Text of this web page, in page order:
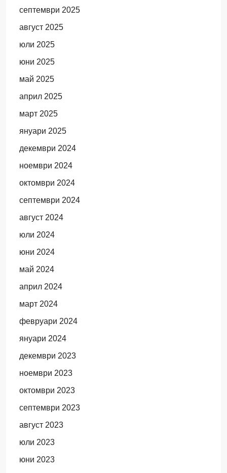
септември 2025
август 2025
юли 2025
юни 2025
май 2025
април 2025
март 2025
януари 2025
декември 2024
ноември 2024
октомври 2024
септември 2024
август 2024
юли 2024
юни 2024
май 2024
април 2024
март 2024
февруари 2024
януари 2024
декември 2023
ноември 2023
октомври 2023
септември 2023
август 2023
юли 2023
юни 2023